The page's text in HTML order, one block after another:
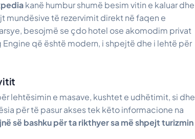
kanë humbur shumë besim vitin e kaluar dhe
mundësive të rezervimit direkt në faqen e
besojmë se çdo hotel ose akomodim privat
që është modern, i shpejtë dhe i lehtë për
lehtësimin e masave, kushtet e udhëtimit, si dhe
për të pasur akses tek këto informacione na
së bashku për ta rikthyer sa më shpejt turizmin